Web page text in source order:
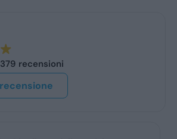
recensioni